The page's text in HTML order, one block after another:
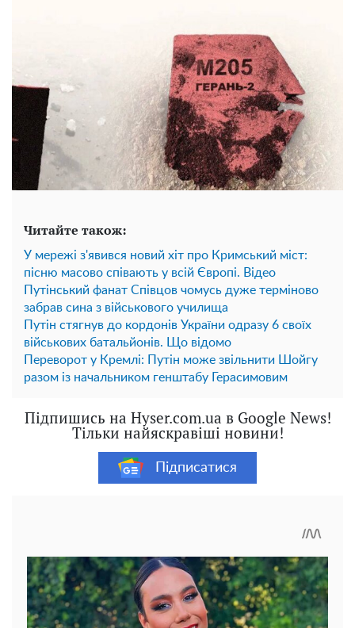
Читайте також:
У мережі з'явився новий хіт про Кримський міст:
пісню масово співають у всій Європі. Відео
Путінський фанат Співцов чомусь дуже терміново
забрав сина з військового училища
Путін стягнув до кордонів України одразу 6 своїх
військових батальйонів. Що відомо
Переворот у Кремлі: Путін може звільнити Шойгу
разом із начальником генштабу Герасимовим
Підпишись на Hyser.com.ua в Google News!
Тільки найяскравіші новини!
Підписатися